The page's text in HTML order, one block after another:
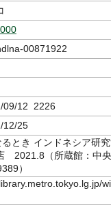
00871922
09/12 2226
12/25
るとき インドネシア
2021.8（所蔵館：中
）